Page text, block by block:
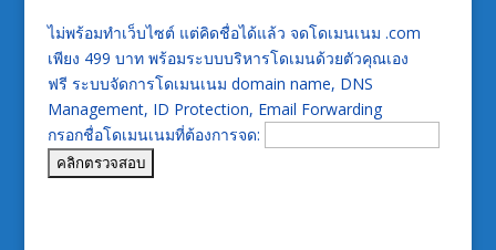
ไม่พร้อมทำเว็บไซต์ แต่คิดชื่อได้แล้ว จดโดเมนเนม .com
เพียง 499 บาท พร้อมระบบบริหารโดเมนด้วยตัวคุณเอง
ฟรี ระบบจัดการโดเมนเนม domain name, DNS
Management, ID Protection, Email Forwarding
กรอกชื่อโดเมนเนมที่ต้องการจด: